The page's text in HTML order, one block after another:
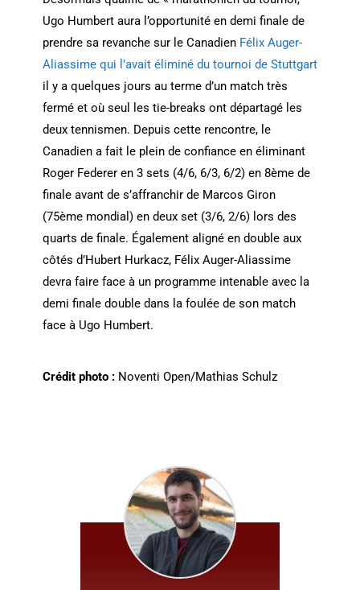
Ugo Humbert aura l’opportunité en demi finale de
prendre sa revanche sur le Canadien Félix Auger-
Aliassime qui l’avait éliminé du tournoi de Stuttgart
il y a quelques jours au terme d’un match très
fermé et où seul les tie-breaks ont départagé les
deux tennismen. Depuis cette rencontre, le
Canadien a fait le plein de confiance en éliminant
Roger Federer en 3 sets (4/6, 6/3, 6/2) en 8ème de
finale avant de s’affranchir de Marcos Giron
(75ème mondial) en deux set (3/6, 2/6) lors des
quarts de finale. Également aligné en double aux
côtés d’Hubert Hurkacz, Félix Auger-Aliassime
devra faire face à un programme intenable avec la
demi finale double dans la foulée de son match
face à Ugo Humbert.
Crédit photo :Noventi Open/Mathias Schulz